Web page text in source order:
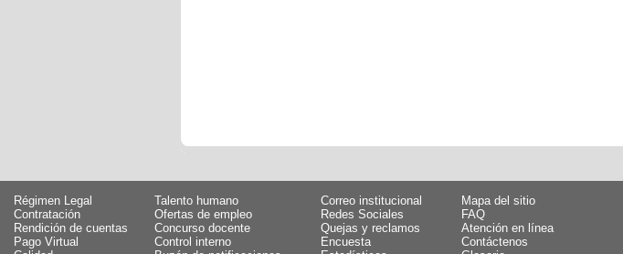
Régimen Legal
Talento humano
Contratación
Ofertas de empleo
Rendición de cuentas
Concurso docente
Pago Virtual
Control interno
Correo institucional
Mapa del sitio
Redes Sociales
FAQ
Quejas y reclamos
Atención en línea
Encuesta
Contáctenos